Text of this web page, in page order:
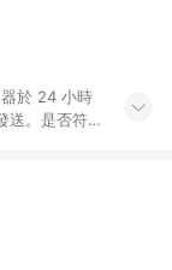
於 24 小時
送。​是否符
外/母嬰用
號訊息通